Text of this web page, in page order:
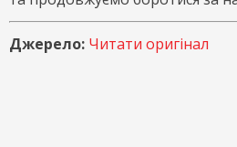
Джерело: Читати оригінал